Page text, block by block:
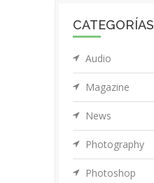
CATEGORÍAS
Audio
Magazine
News
Photography
Photoshop